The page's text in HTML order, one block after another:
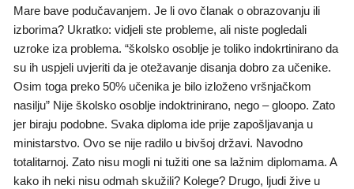
Mare bave podučavanjem. Je li ovo članak o obrazovanju ili
izborima? Ukratko: vidjeli ste probleme, ali niste pogledali
uzroke iza problema. “školsko osoblje je toliko indokrtinirano da
su ih uspjeli uvjeriti da je otežavanje disanja dobro za učenike.
Osim toga preko 50% učenika je bilo izloženo vršnjačkom
nasilju” Nije školsko osoblje indoktrinirano, nego – gloopo. Zato
jer biraju podobne. Svaka diploma ide prije zapošljavanja u
ministarstvo. Ovo se nije radilo u bivšoj državi. Navodno
totalitarnoj. Zato nisu mogli ni tužiti one sa lažnim diplomama. A
kako ih neki nisu odmah skužili? Kolege? Drugo, ljudi žive u